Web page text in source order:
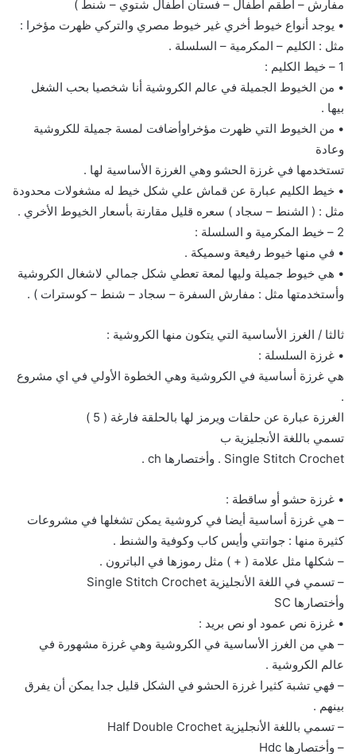
مفارش – أطقم أطفال – فستان أطفال شتوي – شنط )
• يوجد أنواع خيوط أخري غير خيوط مصري والتركي ظهرت مؤخرا :
مثل : الكليم – المكرمية – السلسلة .
1 – خيط الكليم :
• من الخيوط الجميلة في عالم الكروشية أنا شخصيا بحب الشغل
بيها .
• من الخيوط التي ظهرت مؤخراوأضافت لمسة جميلة للكروشية
وعادة
تستخدمها في غرزة الحشو وهي الغرزة الأساسية لها .
• خيط الكليم عبارة عن قماش علي شكل خيط له مشغولات محدودة
مثل : ( الشنط – سجاد ) سعره قليل مقارنة بأسعار الخيوط الأخري .
2 – خيط المكرمية و السلسلة :
• في منها خيوط رفيعة وسميكة .
• هي خيوط جميلة وليها لمعة تعطي شكل جمالي لاشغال الكروشية
وأستخدمتها مثل : مفارش السفرة – سجاد – شنط – كوسترات ) .
ثالثا / الغرز الأساسية التي يتكون منها الكروشية :
• غرزة السلسلة :
هي غرزة أساسية في الكروشية وهي الخطوة الأولي في اي مشروع
.
الغرزة عبارة عن حلقات ويرمز لها بالحلقة فارغة ( 5 )
تسمي باللغة الأنجليزية ب
SingIe Stitch Crochet . وأختصارها ch .
• غرزة حشو أو ساقطة :
– هي غرزة أساسية أيضا في كروشية يمكن تشغلها في مشروعات
كثيرة منها : جوانتي وأيس كاب وكوفية والشنط .
– شكلها مثل علامة ( + ) مثل رموزها في الباترون .
– تسمي في اللغة الأنجليزية SingIe Stitch Crochet
وأختصارها SC
• غرزة نص عمود او نص بريد :
– هي من الغرز الأساسية في الكروشية وهي غرزة مشهورة في
عالم الكروشية .
– فهي تشبة كثيرا غرزة الحشو في الشكل قليل جدا يمكن أن يفرق
بينهم .
– تسمي باللغة الأنجليزية HaIf DoubIe Crochet
– وأختصارها Hdc